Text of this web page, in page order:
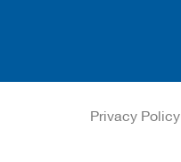
Privacy Policy